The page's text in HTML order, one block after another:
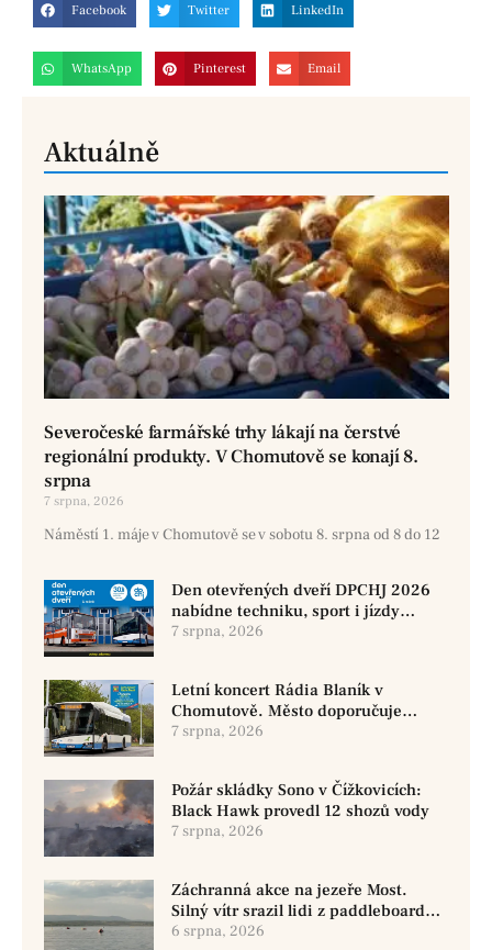
Facebook Twitter LinkedIn
WhatsApp Pinterest Email
Aktuálně
Severočeské farmářské trhy lákají na čerstvé
regionální produkty. V Chomutově se konají 8.
srpna
7 srpna, 2026
Náměstí 1. máje v Chomutově se v sobotu 8. srpna od 8 do 12
Den otevřených dveří DPCHJ 2026
nabídne techniku, sport i jízdy
historickými vozy
7 srpna, 2026
Letní koncert Rádia Blaník v
Chomutově. Město doporučuje
využít MHD
7 srpna, 2026
Požár skládky Sono v Čížkovicích:
Black Hawk provedl 12 shozů vody
7 srpna, 2026
Záchranná akce na jezeře Most.
Silný vítr srazil lidi z paddleboardů,
dvě osoby se pohřešují
6 srpna, 2026